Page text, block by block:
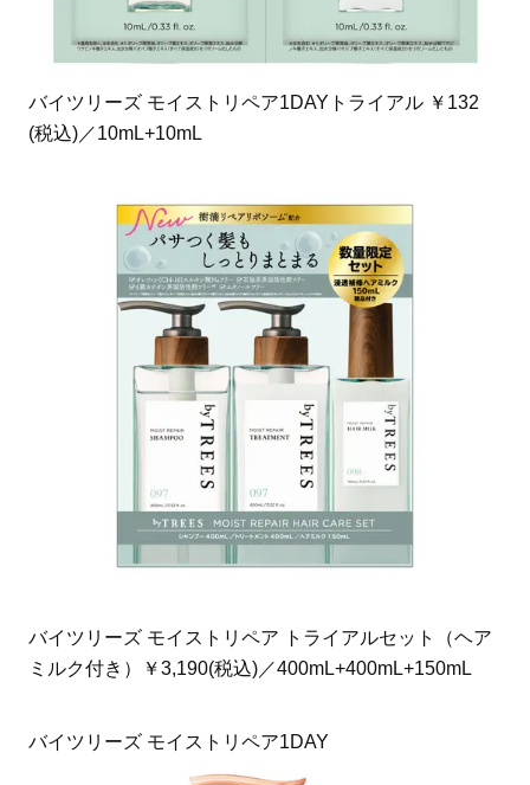
バイツリーズ モイストリペア1DAYトライアル ￥132
(税込)／10mL+10mL
バイツリーズ モイストリペア トライアルセット（ヘア
ミルク付き）￥3,190(税込)／400mL+400mL+150mL
バイツリーズ モイストリペア1DAY